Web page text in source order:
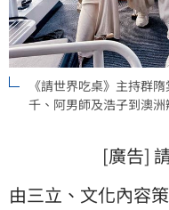
《請世界吃桌》主持群
千、阿男師及浩子到澳洲
[廣告]
由三立、文化內容